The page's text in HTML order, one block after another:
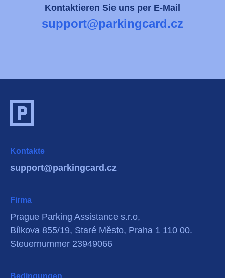
Kontaktieren Sie uns per E-Mail
support@parkingcard.cz
Kontakte
support@parkingcard.cz
Firma
Prague Parking Assistance s.r.o,
Bílkova 855/19, Staré Město, Praha 1 110 00.
Steuernummer 23949066
Bedingungen